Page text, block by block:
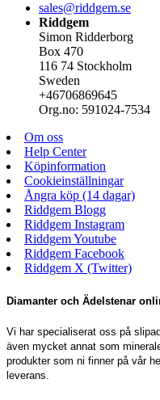
sales@riddgem.se
Riddgem
Simon Ridderborg
Box 470
116 74 Stockholm
Sweden
+46706869645
Org.no: 591024-7534
Om oss
Help Center
Köpinformation
Cookieinställningar
Ångra köp (14 dagar)
Riddgem Blogg
Riddgem Instagram
Riddgem Youtube
Riddgem Facebook
Riddgem X (Twitter)
Diamanter och Ädelstenar
Vi har specialiserat oss på
även mycket annat som
produkter som ni finner på vår
leverans.